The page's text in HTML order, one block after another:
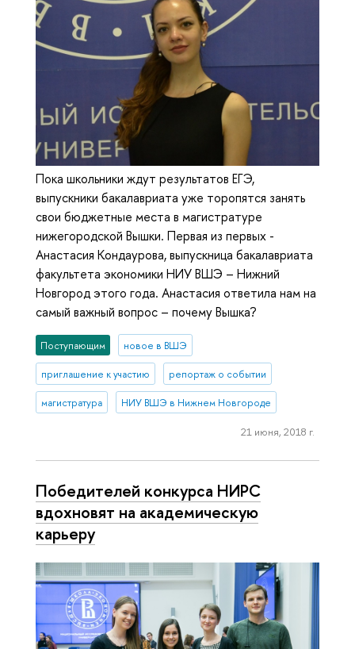
Пока школьники ждут результатов ЕГЭ,
выпускники бакалавриата уже торопятся занять
свои бюджетные места в магистратуре
нижегородской Вышки. Первая из первых -
Анастасия Кондаурова, выпускница бакалавриата
факультета экономики НИУ ВШЭ – Нижний
Новгород этого года. Анастасия ответила нам на
самый важный вопрос – почему Вышка?
Поступающим новое в ВШЭ
приглашение к участию репортаж о событии
магистратура НИУ ВШЭ в Нижнем Новгороде
21 июня, 2018 г.
Победителей конкурса НИРС
вдохновят на академическую
карьеру